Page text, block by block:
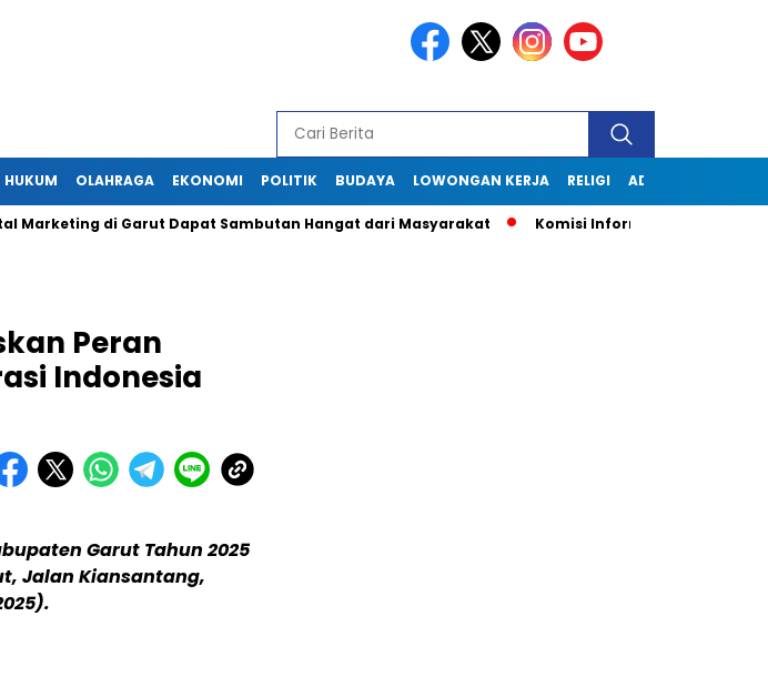
HUKUM OLAHRAGA EKONOMI POLITIK BUDAYA LOWONGAN KERJA RELIGI ADVERTORIAL
di Garut Dapat Sambutan Hangat dari Masyarakat Komisi Informasi Jabar Kunjungi
Peran
Indonesia
Garut Tahun 2025
Jalan Kiansantang,